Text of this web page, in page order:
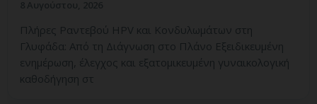
Πλήρες Ραντεβού HPV και Κονδυλωμάτων στη
Γλυφάδα: Από τη Διάγνωση στο Πλάνο Εξειδικευμένη
ενημέρωση, έλεγχος και εξατομικευμένη γυναικολογική
καθοδήγηση στ